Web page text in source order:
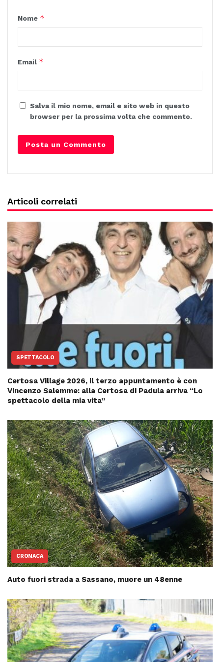
Nome *
Email *
Salva il mio nome, email e sito web in questo
browser per la prossima volta che commento.
Articoli correlati
SPETTACOLO
Certosa Village 2026, il terzo appuntamento è con
Vincenzo Salemme: alla Certosa di Padula arriva “Lo
spettacolo della mia vita”
CRONACA
Auto fuori strada a Sassano, muore un 48enne